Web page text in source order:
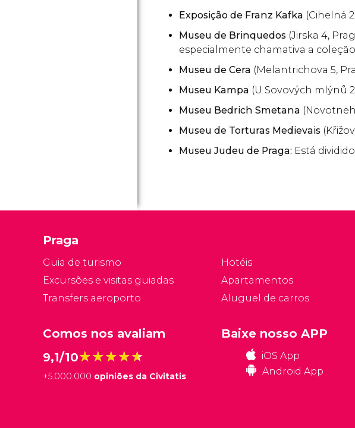
Exposição de Franz Kafka (Cihelná
Museu de Brinquedos (Jirska 4,
especialmente chamativa a
Museu de Cera (Melantrichova 5,
Museu Kampa (U Sovových mlýnů
Museu Bedrich Smetana
Museu de Torturas Medievais
Museu Judeu de Praga: Está
Praga
Guia de turismo
Excursões e visitas guiadas
Transfers aeroporto
Hotéis
Apartamentos
Aluguel de carros
Comos nos avaliam
9,1/10★★★★★
★★★★★
+5.000.000 opiniões da Civitatis
Baixe nosso APP
iOS App
Android App